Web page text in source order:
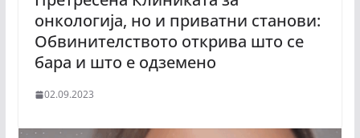
онкологија, но и приватни станови:
Обвинителството открива што се
бара и што е одземено
02.09.2023